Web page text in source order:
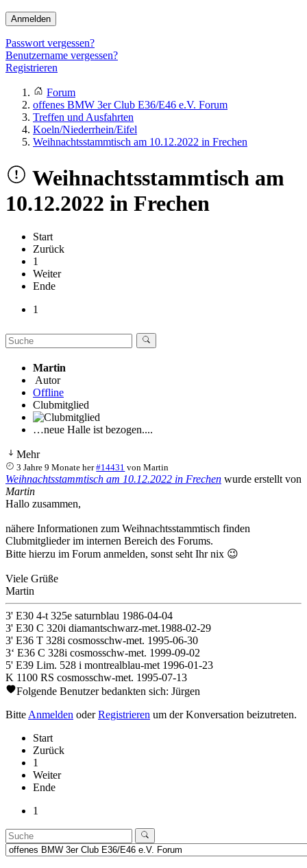
Anmelden
Passwort vergessen?
Benutzername vergessen?
Registrieren
Forum
offenes BMW 3er Club E36/E46 e.V. Forum
Treffen und Ausfahrten
Koeln/Niederrhein/Eifel
Weihnachtsstammtisch am 10.12.2022 in Frechen
Weihnachtsstammtisch am
10.12.2022 in Frechen
Start
Zurück
1
Weiter
Ende
1
Martin
Autor
Offline
Clubmitglied
…neue Halle ist bezogen....
Mehr
3 Jahre 9 Monate her #14431 vonMartin
Weihnachtsstammtisch am 10.12.2022 in Frechen wurde erstellt von
Martin
Hallo zusammen,
nähere Informationen zum Weihnachtsstammtisch finden
Clubmitglieder im internen Bereich des Forums.
Bitte hierzu im Forum anmelden, sonst seht Ihr nix 😉
Viele Grüße
Martin
3' E30 4-t 325e saturnblau 1986-04-04
3' E30 C 320i diamantschwarz-met.1988-02-29
3' E36 T 328i cosmosschw-met. 1995-06-30
3‘ E36 C 328i cosmosschw-met. 1999-09-02
5' E39 Lim. 528 i montrealblau-met 1996-01-23
K 1100 RS cosmosschw-met. 1995-07-13
Folgende Benutzer bedankten sich: Jürgen
Bitte Anmelden oderRegistrieren um der Konversation beizutreten.
Start
Zurück
1
Weiter
Ende
1